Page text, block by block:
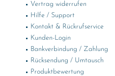
Vertrag widerrufen
Hilfe / Support
Kontakt & Rückrufservice
Kunden-Login
Bankverbindung / Zahlung
Rücksendung / Umtausch
Produktbewertung